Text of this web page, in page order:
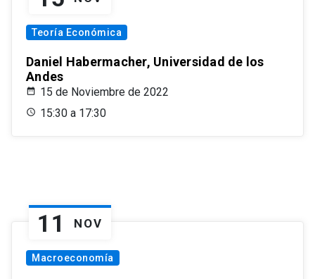
Teoría Económica
Daniel Habermacher, Universidad de los
Andes
15 de Noviembre de 2022
15:30 a 17:30
11 NOV
Macroeconomía